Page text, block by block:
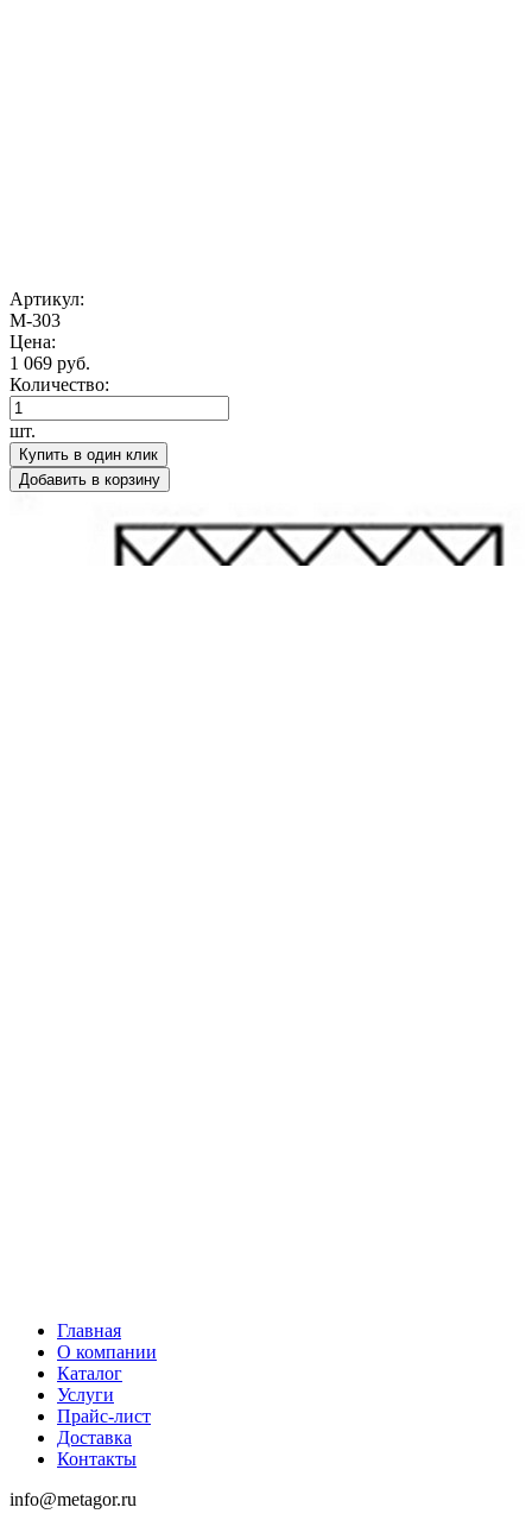
Артикул:
М-303
Цена:
1 069 руб.
Количество:
шт.
Купить в один клик
Добавить в корзину
Главная
О компании
Каталог
Услуги
Прайс-лист
Доставка
Контакты
info@metagor.ru